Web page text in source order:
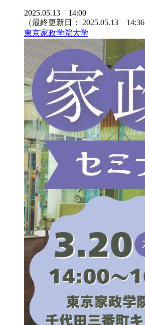
2025.05.13 14:00
（最終更新日： 2025.05.13 14:36
東京家政学院大学